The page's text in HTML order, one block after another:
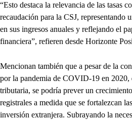
“Esto destaca la relevancia de las tasas
recaudación para la CSJ, representando
en sus ingresos anuales y reflejando el
financiera”, refieren desde Horizonte
Mencionan también que a pesar de la
por la pandemia de COVID-19 en 2020,
tributaria, se podría prever un
registrales a medida que se fortalezcan
inversión extranjera. Subrayando la